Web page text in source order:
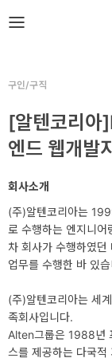
뎁스노트
인
홈
언
어
프
레
임
워
크
구인/구직
[알텐코리
엔드 웹개발
회사소개
(주)알텐코리아는
로 수행하는 엔지니어
차 회사가 수행하였
업무를 수행한 바 있
(주)알텐코리아는 세
족회사입니다.
Alten그룹은 1988년
스를 제공하는 다국적